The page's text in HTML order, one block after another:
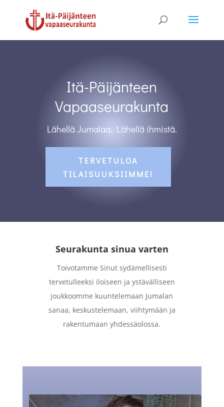
Itä-Päijänteen
Vapaaseurakunta
Lähellä Jumalaa. Lähellä ihmistä.
TERVETULOA
TILAISUUKSIIMME!
Seurakunta sinua varten
Toivotamme Sinut sydämellisesti
tervetulleeksi iloiseen ja ystävälliseen
joukkoomme kuuntelemaan Jumalan
sanaa, keskustelemaan, viihtymään ja
rakentumaan yhdessäolossa.